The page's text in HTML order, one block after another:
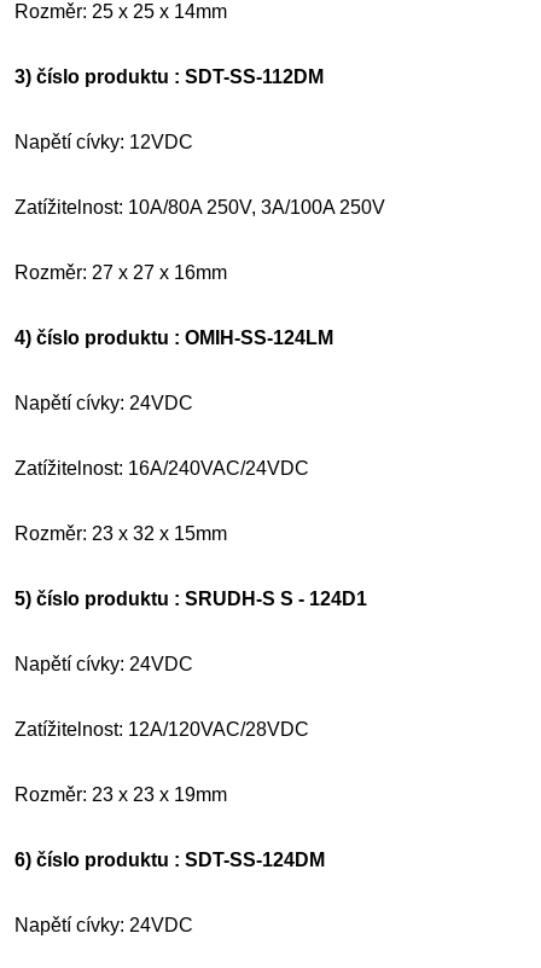
Rozměr: 25 x 25 x 14mm
3) číslo produktu : SDT-SS-112DM
Napětí cívky: 12VDC
Zatížitelnost: 10A/80A 250V, 3A/100A 250V
Rozměr: 27 x 27 x 16mm
4) číslo produktu : OMIH-SS-124LM
Napětí cívky: 24VDC
Zatížitelnost: 16A/240VAC/24VDC
Rozměr: 23 x 32 x 15mm
5) číslo produktu : SRUDH-S S - 124D1
Napětí cívky: 24VDC
Zatížitelnost: 12A/120VAC/28VDC
Rozměr: 23 x 23 x 19mm
6) číslo produktu : SDT-SS-124DM
Napětí cívky: 24VDC